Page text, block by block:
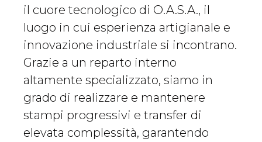
il cuore tecnologico di O.A.S.A., il
luogo in cui esperienza artigianale e
innovazione industriale si incontrano.
Grazie a un reparto interno
altamente specializzato, siamo in
grado di realizzare e mantenere
stampi progressivi e transfer di
elevata complessità, garantendo